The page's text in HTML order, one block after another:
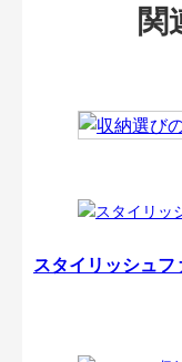
関
スタイリッシュ